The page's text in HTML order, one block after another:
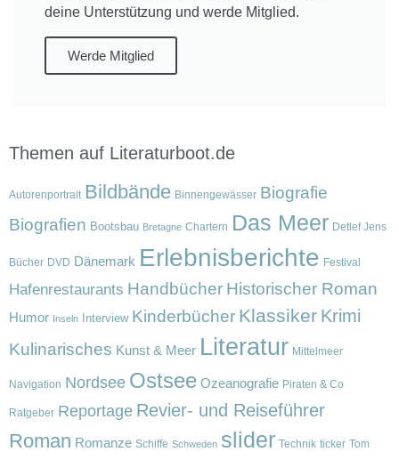
deine Unterstützung und werde Mitglied.
Werde Mitglied
Themen auf Literaturboot.de
Autorenportrait Bildbände Binnengewässer Biografie
Biografien Bootsbau Bretagne Chartern Das Meer Detlef Jens
Bücher DVD Dänemark Erlebnisberichte Festival
Hafenrestaurants Handbücher Historischer Roman
Humor Inseln Interview Kinderbücher Klassiker Krimi
Kulinarisches Kunst & Meer Literatur Mittelmeer
Navigation Nordsee Ostsee Ozeanografie Piraten & Co
Ratgeber Reportage Revier- und Reiseführer
Roman Romanze Schiffe Schweden slider Technik ticker Tom